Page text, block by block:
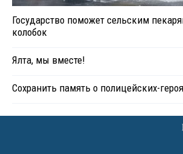
Государство поможет сельским
колобок
Ялта, мы вместе!
Сохранить память о полицейских-